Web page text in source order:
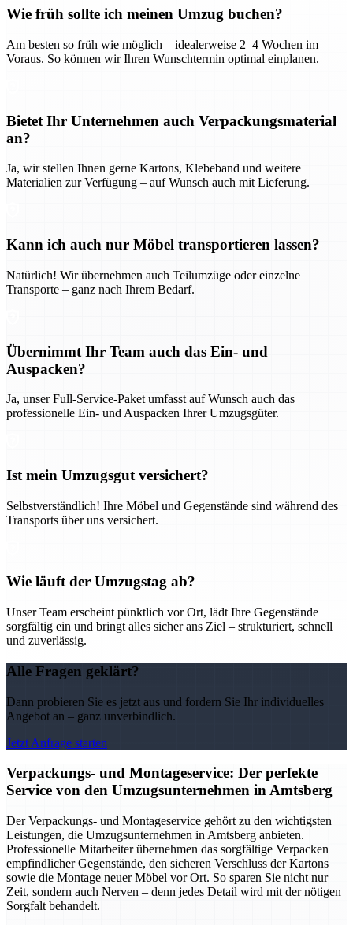
Wie früh sollte ich meinen Umzug buchen?
Am besten so früh wie möglich – idealerweise 2–4 Wochen im
Voraus. So können wir Ihren Wunschtermin optimal einplanen.
Bietet Ihr Unternehmen auch Verpackungsmaterial
an?
Ja, wir stellen Ihnen gerne Kartons, Klebeband und weitere
Materialien zur Verfügung – auf Wunsch auch mit Lieferung.
Kann ich auch nur Möbel transportieren lassen?
Natürlich! Wir übernehmen auch Teilumzüge oder einzelne
Transporte – ganz nach Ihrem Bedarf.
Übernimmt Ihr Team auch das Ein- und
Auspacken?
Ja, unser Full-Service-Paket umfasst auf Wunsch auch das
professionelle Ein- und Auspacken Ihrer Umzugsgüter.
Ist mein Umzugsgut versichert?
Selbstverständlich! Ihre Möbel und Gegenstände sind während des
Transports über uns versichert.
Wie läuft der Umzugstag ab?
Unser Team erscheint pünktlich vor Ort, lädt Ihre Gegenstände
sorgfältig ein und bringt alles sicher ans Ziel – strukturiert, schnell
und zuverlässig.
Alle Fragen geklärt?
Dann probieren Sie es jetzt aus und fordern Sie Ihr individuelles
Angebot an – ganz unverbindlich.
Jetzt Anfrage starten
Verpackungs- und Montageservice: Der perfekte
Service von den Umzugsunternehmen in Amtsberg
Der Verpackungs- und Montageservice gehört zu den wichtigsten
Leistungen, die Umzugsunternehmen in Amtsberg anbieten.
Professionelle Mitarbeiter übernehmen das sorgfältige Verpacken
empfindlicher Gegenstände, den sicheren Verschluss der Kartons
sowie die Montage neuer Möbel vor Ort. So sparen Sie nicht nur
Zeit, sondern auch Nerven – denn jedes Detail wird mit der nötigen
Sorgfalt behandelt.